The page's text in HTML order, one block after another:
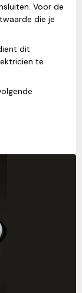
Voor de
die je
dit
te